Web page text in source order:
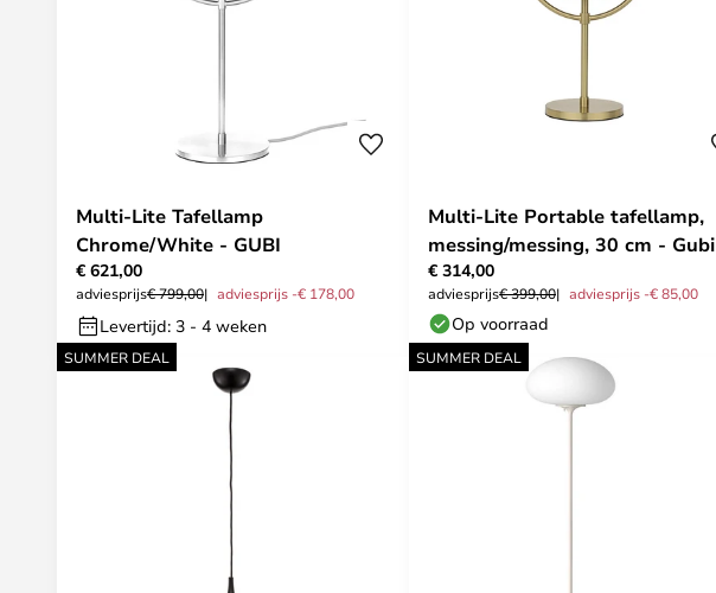
Multi-Lite Tafellamp
Chrome/White - GUBI
€ 621,00
adviesprijs€ 799,00 adviesprijs -€ 178,00
Levertijd: 3 - 4 weken
Multi-Lite Portable tafellamp,
messing/messing, 30 cm - Gubi
€ 314,00
adviesprijs€ 399,00 adviesprijs -€ 85,00
Op voorraad
SUMMER DEAL SUMMER DEAL